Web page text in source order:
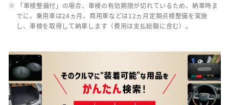
※ 「車検整備付」の場合、車検の有効期限が切れているため、納車時ま
でに、乗用車は24ヵ月、商用車などは12ヵ月定期点検整備を実施
し、車検を取得して納車します（費用は支払総額に含む）。